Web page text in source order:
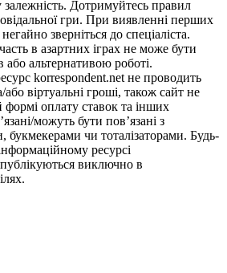
залежність. Дотримуйтесь правил
гри. При виявленні перших
зверніться до спеціаліста.
в азартних іграх не може бути
або альтернативою роботі.
korrespondent.net не проводить
або віртуальні гроші, також сайт не
формі оплату ставок та інших
можуть бути пов’язані з
букмекерами чи тоталізаторами. Будь-
ресурсі
виключно в